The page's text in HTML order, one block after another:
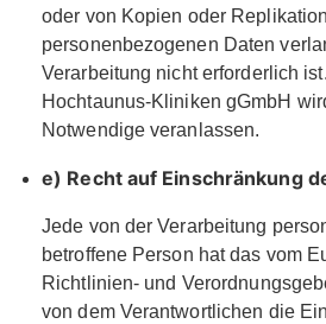
oder von Kopien oder
personenbezogenen Daten
Verarbeitung nicht erforderlich
Hochtaunus-Kliniken gGmbH
Notwendige veranlassen.
e) Recht auf Einschränkung
Jede von der Verarbeitung
betroffene Person hat das vom
Richtlinien- und
von dem Verantwortlichen die